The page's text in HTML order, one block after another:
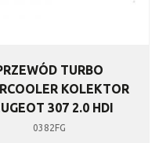
TURBO
KOLEKTOR
307 2.0 HDI
0382FG